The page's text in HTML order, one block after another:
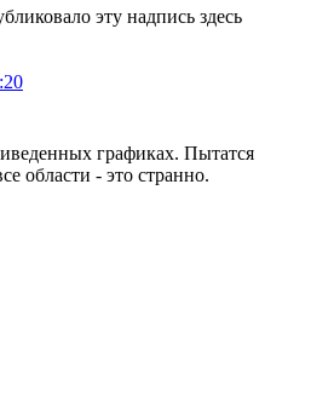
эту надпись здесь
графиках. Пытатся
области - это странно.